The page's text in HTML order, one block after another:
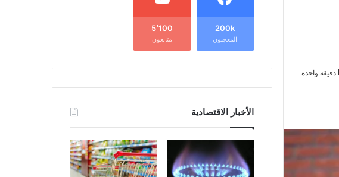
دقيقة واحدة
200k
المعجبون
5٬100
متابعون
الأخبار الاقتصادية